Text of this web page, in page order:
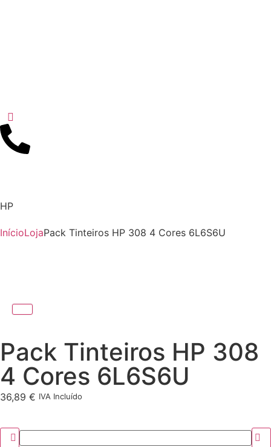
HP
InícioLojaPack Tinteiros HP 308 4 Cores 6L6S6U
Pack Tinteiros HP 308
4 Cores 6L6S6U
36,89 € IVA Incluído